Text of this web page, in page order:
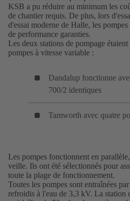
KSB a pu réduire au minimum les
de chantier requis. De plus, lors
d'essai moderne de Halle, les
de performance garanties.
Les deux stations de pompage
pompes à vitesse variable :
Dandalup fonctionne
700/2 identiques
Tamworth avec quatre
Les pompes fonctionnent en
veille. Ils ont été sélectionnés pour
toute la plage de fonctionnement.
Toutes les pompes sont entraînées
refroidis à l'eau de 3,3 kV. La station